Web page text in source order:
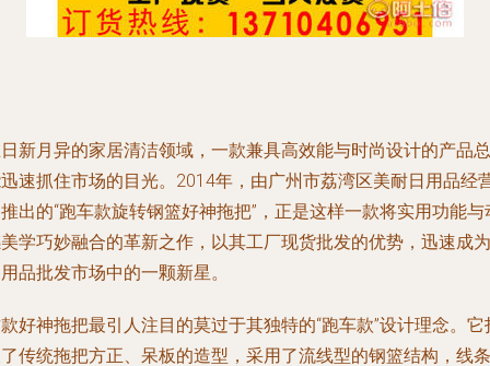
新月异的家居清洁领域，一款兼具高效能与时尚设计的产品总
速抓住市场的目光。2014年，由广州市荔湾区美耐日用品经
出的“跑车款旋转钢篮好神拖把”，正是这样一款将实用功能与
学巧妙融合的革新之作，以其工厂现货批发的优势，迅速成为
品批发市场中的一颗新星。
好神拖把最引人注目的莫过于其独特的“跑车款”设计理念。它
传统拖把方正、呆板的造型，采用了流线型的钢篮结构，线条